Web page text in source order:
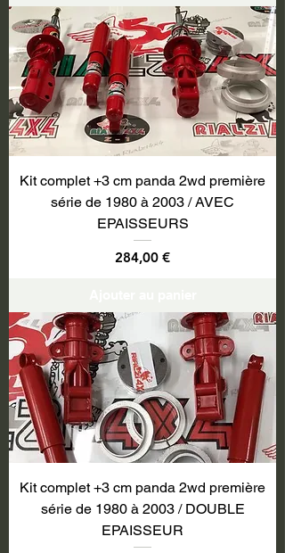
Kit complet +3 cm panda 2wd première
série de 1980 à 2003 / AVEC
EPAISSEURS
Prix
284,00 €
Kit complet +3 cm panda 2wd première
série de 1980 à 2003 / DOUBLE
EPAISSEUR